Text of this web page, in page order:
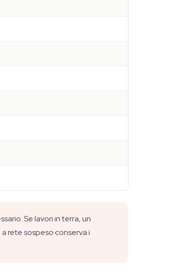
Se lavori in terra, un
rete sospeso conserva i